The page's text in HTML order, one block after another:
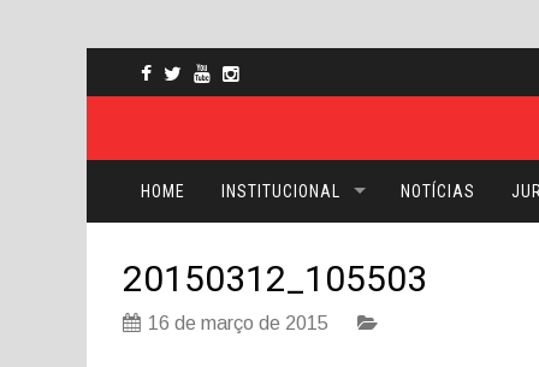
HOME INSTITUCIONAL NOTÍCIAS
20150312_105503
16 de março de 2015